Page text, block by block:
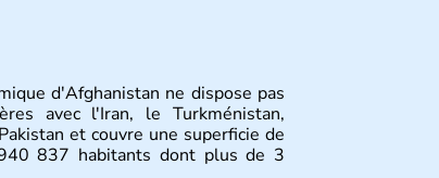
d'Afghanistan ne dispose pas
avec l'Iran, le Turkménistan,
et couvre une superficie de
837 habitants dont plus de 3